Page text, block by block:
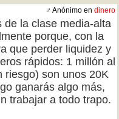
♂ Anónimo en dinero
de la clase media-alta
porque, con la
que perder liquidez y
rápidos: 1 millón al
riesgo) son unos 20K
ganarás algo más,
trabajar a todo trapo.